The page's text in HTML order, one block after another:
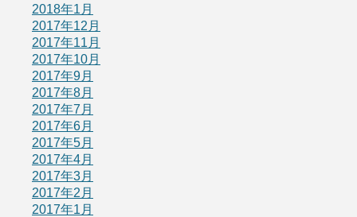
2018年1月
2017年12月
2017年11月
2017年10月
2017年9月
2017年8月
2017年7月
2017年6月
2017年5月
2017年4月
2017年3月
2017年2月
2017年1月